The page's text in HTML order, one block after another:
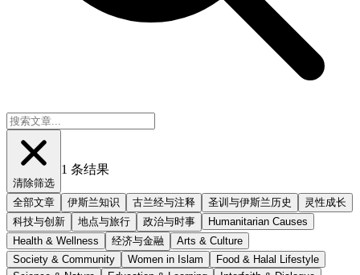
清除筛选
1 条结果
全部文章 伊斯兰知识 古兰经与注释 圣训与伊斯兰历史
灵性成长
科技与创新
地点与旅行 政治与时事
Humanitarian Causes
Health & Wellness
经济与金融
Arts & Culture
Society & Community
Women in Islam
Food & Halal Lifestyle